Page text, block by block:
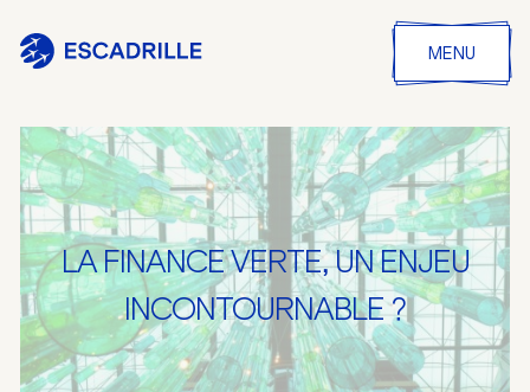
MENU
LA FINANCE VERTE, UN ENJEU
INCONTOURNABLE ?